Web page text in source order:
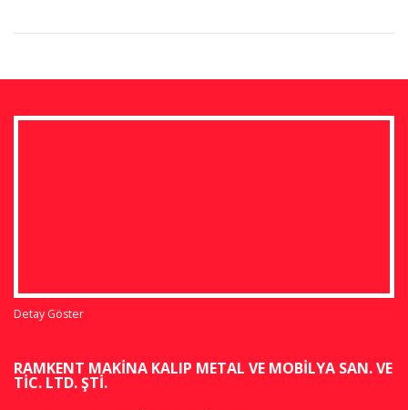
Detay Göster
RAMKENT MAKINA KALIP METAL VE MOBILYA SAN. VE
TIC. LTD. ŞTI.